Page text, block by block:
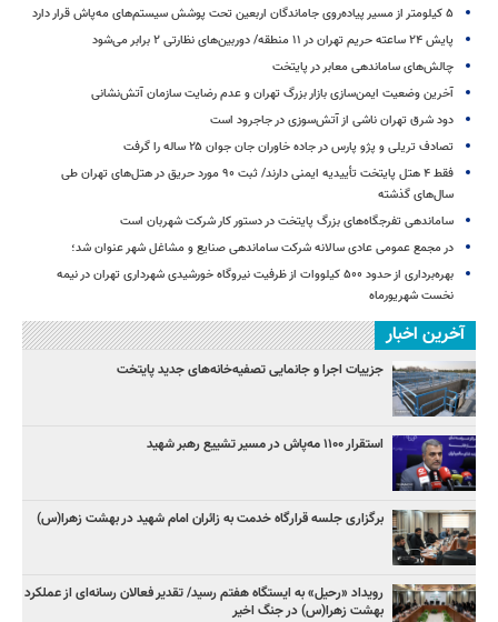
۵ کیلومتر از مسیر پیاده‌روی جاماندگان اربعین تحت پوشش سیستم‌های مه‌پاش قرار دارد
پایش ۲۴ ساعته حریم تهران در ۱۱ منطقه/ دوربین‌های نظارتی ۲ برابر می‌شود
چالش‌های ساماندهی معابر در پایتخت
آخرین وضعیت ایمن‌سازی بازار بزرگ تهران و عدم رضایت سازمان آتش‌نشانی
دود شرق تهران ناشی از آتش‌سوزی در جاجرود است
تصادف تریلی و پژو پارس در جاده خاوران جان جوان ۲۵ ساله را گرفت
فقط ۴ هتل پایتخت تأییدیه ایمنی دارند/ ثبت ۹۰ مورد حریق در هتل‌های تهران طی
سال‌های گذشته
ساماندهی تفرجگاه‌های بزرگ پایتخت در دستور کار شرکت شهربان است
در مجمع عمومی عادی سالانه شرکت ساماندهی صنایع و مشاغل شهر عنوان شد؛
بهره‌برداری از حدود ۵۰۰ کیلووات از ظرفیت نیروگاه خورشیدی شهرداری تهران در نیمه
نخست شهریورماه
آخرین اخبار
جزییات اجرا و جانمایی تصفیه‌خانه‌های جدید پایتخت
استقرار ۱۱۰۰ مه‌پاش در مسیر تشییع رهبر شهید
برگزاری جلسه قرارگاه خدمت به زائران امام شهید در بهشت زهرا(س)
رویداد «رحیل» به ایستگاه هفتم رسید/ تقدیر فعالان رسانه‌ای از عملکرد
بهشت زهرا(س) در جنگ اخیر